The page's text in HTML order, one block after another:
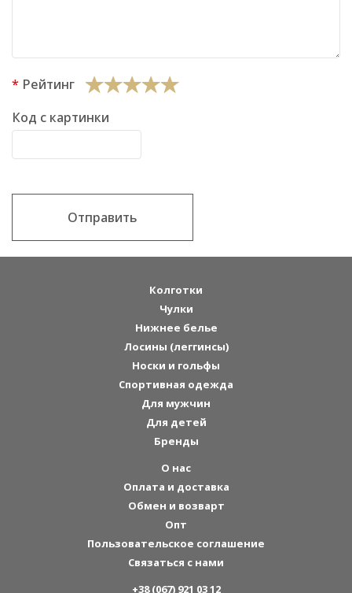
Рейтинг
Код с картинки
Отправить
Колготки
Чулки
Нижнее белье
Лосины (леггинсы)
Носки и гольфы
Спортивная одежда
Для мужчин
Для детей
Бренды
О нас
Оплата и доставка
Обмен и возварт
Опт
Пользовательское соглашение
Связаться с нами
+38 (067) 921 03 12